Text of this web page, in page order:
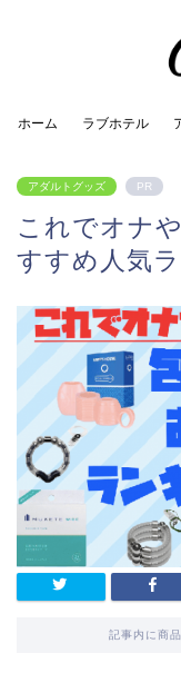
ホーム ラブホテル
アダルトグッズ PR
これでオナ
すすめ人気
記事内に商